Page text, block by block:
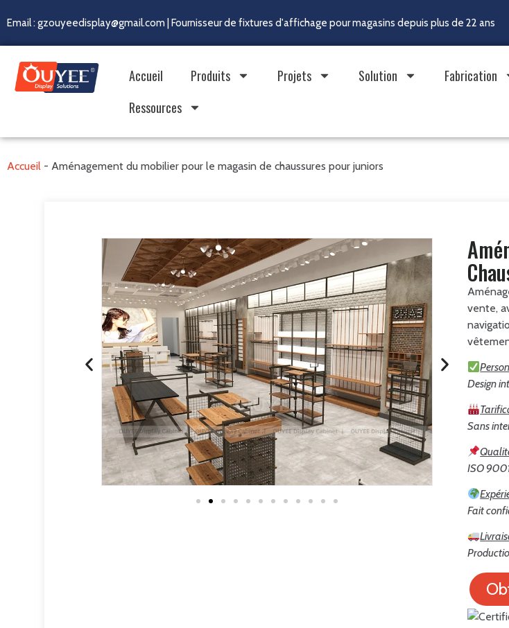
Email : gzouyeedisplay@gmail.com | Fournisseur de fixtures d'affichage pour magasins depuis plus de 22 ans
Accueil Produits Projets Solution Fabrication
Ressources
Accueil - Aménagement du mobilier pour le magasin de chaussures pour juniors
vente,
Design
Sans
ISO 9001
Fait